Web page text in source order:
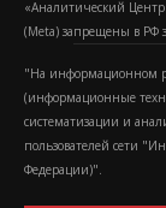
«Аналитический
(Metа) запрещены в РФ
"На информационном
(информационные
систематизации и
пользователей сети
Федерации)".